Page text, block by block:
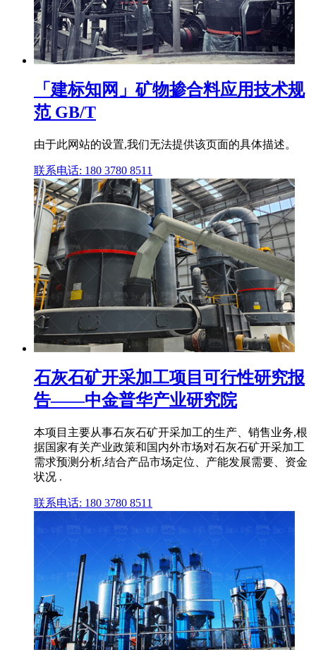
「建标知网」矿物掺合料应用技术规
范 GB/T
由于此网站的设置,我们无法提供该页面的具体描述。
联系电话: 180 3780 8511
石灰石矿开采加工项目可行性研究报
告——中金普华产业研究院
本项目主要从事石灰石矿开采加工的生产、销售业务,根
据国家有关产业政策和国内外市场对石灰石矿开采加工
需求预测分析,结合产品市场定位、产能发展需要、资金
状况 .
联系电话: 180 3780 8511